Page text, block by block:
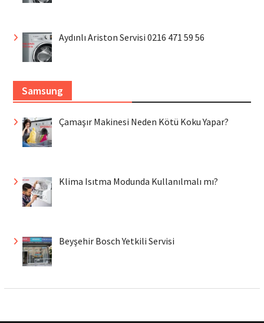
Aydınlı Ariston Servisi 0216 471 59 56
Samsung
Çamaşır Makinesi Neden Kötü Koku Yapar?
Klima Isıtma Modunda Kullanılmalı mı?
Beyşehir Bosch Yetkili Servisi